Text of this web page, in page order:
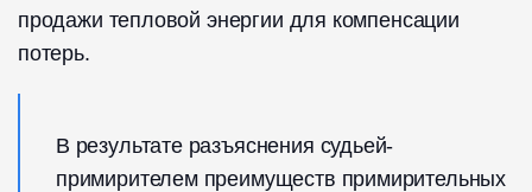
продажи тепловой энергии для компенсации
потерь.
В результате разъяснения судьей-
примирителем преимуществ примирительных